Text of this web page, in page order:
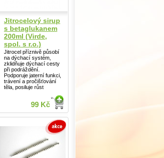
Jitrocelový sirup
s betaglukanem
200ml (Virde,
spol. s r.o.)
Jitrocel příznivě působí
na dýchací systém,
zklidňuje dýchací cesty
při podráždění.
Podporuje jaterní funkci,
trávení a pročišťování
těla, posiluje růst
99 Kč